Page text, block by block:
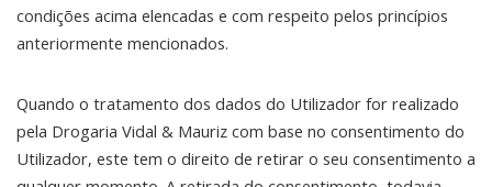
condições acima elencadas e com respeito pelos princípios
anteriormente mencionados.
Quando o tratamento dos dados do Utilizador for realizado
pela Drogaria Vidal & Mauriz com base no consentimento do
Utilizador, este tem o direito de retirar o seu consentimento a